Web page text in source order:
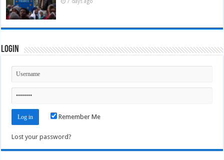
Login
Remember Me
Lost your password?